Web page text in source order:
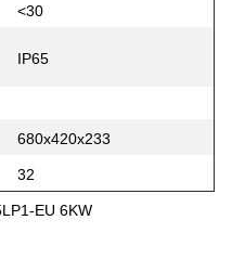
<30
IP65
680х420х233
32
EU 6KW